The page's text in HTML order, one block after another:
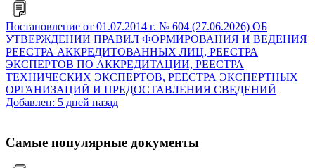
Постановление от 01.07.2014 г. № 604 (27.06.2026) ОБ
УТВЕРЖДЕНИИ ПРАВИЛ ФОРМИРОВАНИЯ И ВЕДЕНИЯ
РЕЕСТРА АККРЕДИТОВАННЫХ ЛИЦ, РЕЕСТРА
ЭКСПЕРТОВ ПО АККРЕДИТАЦИИ, РЕЕСТРА
ТЕХНИЧЕСКИХ ЭКСПЕРТОВ, РЕЕСТРА ЭКСПЕРТНЫХ
ОРГАНИЗАЦИЙ И ПРЕДОСТАВЛЕНИЯ СВЕДЕНИЙ
Добавлен: 5 дней назад
Самые популярные документы